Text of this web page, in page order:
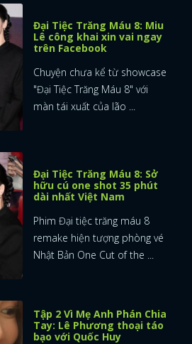
Đại Tiệc Trăng Máu 8: Miu
Lê công khai xin vai ngay
trên Facebook
Chuyện chưa kể từ showcase
"Đại Tiệc Trăng Máu 8" với
màn tái xuất của lão ...
Đại Tiệc Trăng Máu 8: Sở
hữu cú one shot 35 phút
dài nhất Việt Nam
Phim Đại tiệc trăng máu 8
remake hiện tượng phòng vé
Nhật Bản One Cut of the ...
Tập 2 Vì Mẹ Anh Phán Chia
Tay: Lê Phương thoại táo
bạo với Quốc Huy